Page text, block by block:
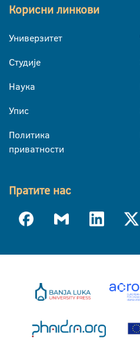
Корисни линкови
Универзитет
Студије
Наука
Упис
Политика
приватности
Пратите нас